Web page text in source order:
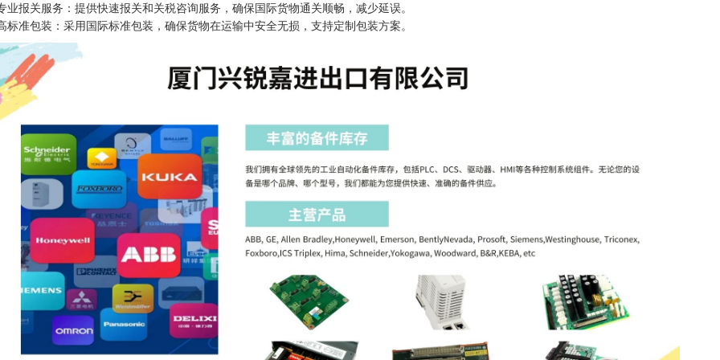
业报关服务：提供快速报关和关税咨询服务，确保国际货物通关顺畅，减少延误。
标准包装：采用国际标准包装，确保货物在运输中安全无损，支持定制包装方案。